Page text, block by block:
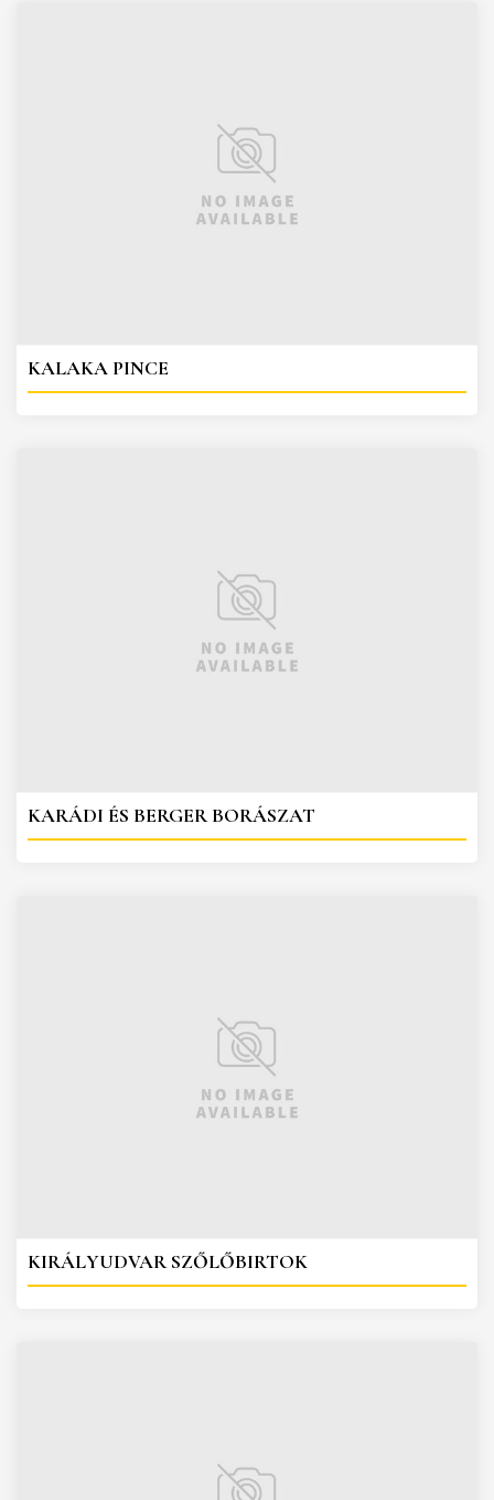
KALAKA PINCE
KARÁDI ÉS BERGER BORÁSZAT
KIRÁLYUDVAR SZŐLŐBIRTOK